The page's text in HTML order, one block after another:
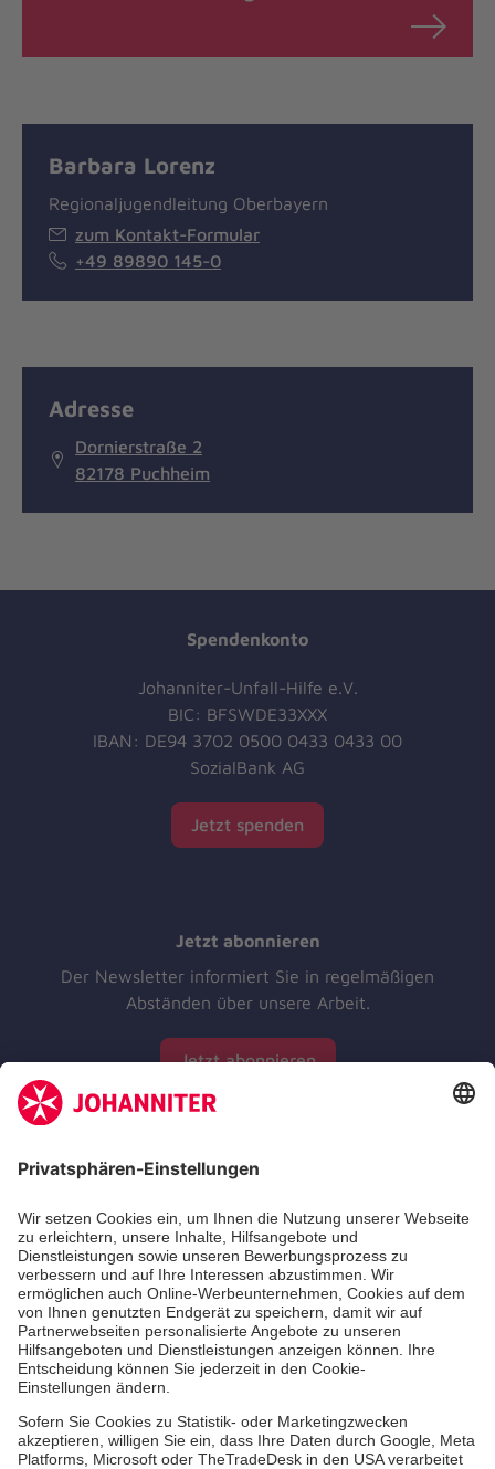
Barbara Lorenz
Regionaljugendleitung Oberbayern
zum Kontakt-Formular
+49 89890 145-0
Adresse
Dornierstraße 2
82178 Puchheim
Spendenkonto
Johanniter-Unfall-Hilfe e.V.
BIC: BFSWDE33XXX
IBAN: DE94 3702 0500 0433 0433 00
SozialBank AG
Jetzt spenden
Jetzt abonnieren
Der Newsletter informiert Sie in regelmäßigen
Abständen über unsere Arbeit.
Jetzt abonnieren
Über uns
Unsere Themen
Projekte deutschlandweit